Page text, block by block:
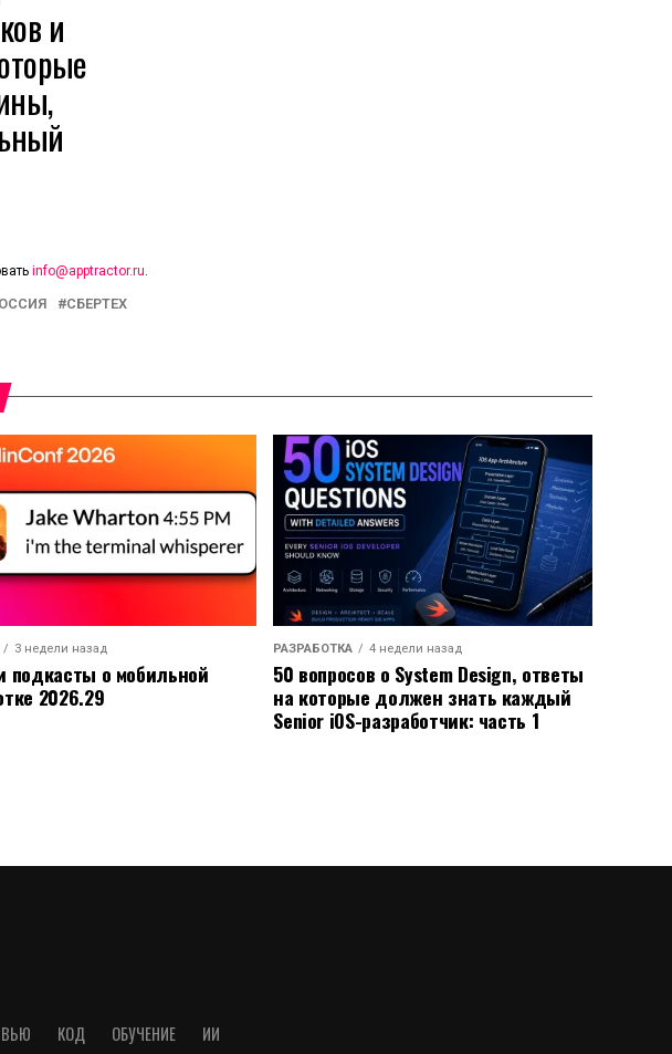
и
info@apptractor.ru
СБЕРТЕХ
3 недели назад
подкасты о мобильной
2026.29
РАЗРАБОТКА 4 недели назад
50 вопросов о System Design, ответы
на которые должен знать каждый
Senior iOS-разработчик: часть 1
КОД ОБУЧЕНИЕ ИИ